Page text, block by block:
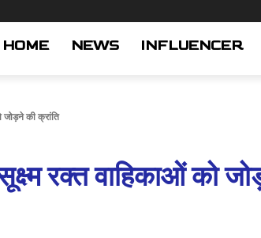
HOME NEWS INFLUENCER
की क्रांति
रक्त वाहिकाओं को